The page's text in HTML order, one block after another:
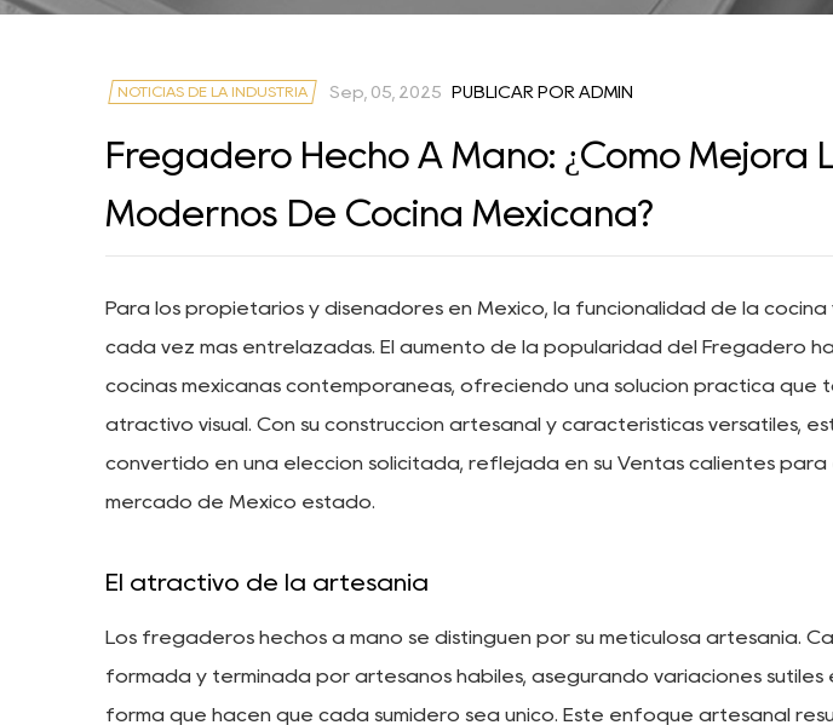
NOTICIAS DE LA INDUSTRIA Sep, 05, 2025 PUBLICAR POR ADMIN
Fregadero Hecho A Mano: ¿Cómo Mejora
Modernos De Cocina Mexicana?
Para los propietarios y diseñadores en México, la funcionalidad de la
cada vez más entrelazadas. El aumento de la popularidad del Fregadero
cocinas mexicanas contemporáneas, ofreciendo una solución práctica que
atractivo visual. Con su construcción artesanal y características versátiles,
convertido en una elección solicitada, reflejada en su Ventas calientes
mercado de México estado.
El atractivo de la artesanía
Los fregaderos hechos a mano se distinguen por su meticulosa artesanía.
formada y terminada por artesanos hábiles, asegurando variaciones sutiles
forma que hacen que cada sumidero sea único. Este enfoque artesanal